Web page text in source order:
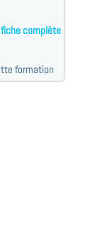
complète
formation